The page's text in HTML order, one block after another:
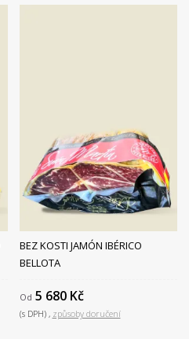
BEZ KOSTI JAMÓN IBÉRICO
BELLOTA
Od 5 680 Kč
(s DPH) způsoby doručení